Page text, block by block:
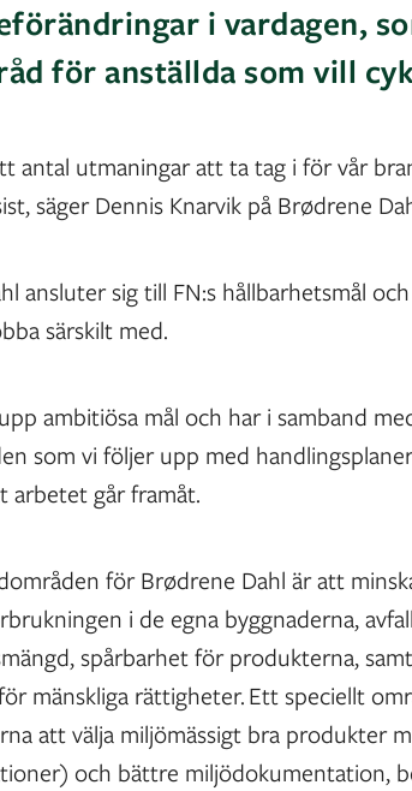
i vardagen,
för anställda som vill
antal utmaningar att ta tag i för vår
säger Dennis Knarvik på Brødrene
ansluter sig till FN:s hållbarhetsmål
särskilt med.
ambitiösa mål och har i samband
som vi följer upp med
arbetet går framåt.
för Brødrene Dahl är att
i de egna byggnaderna,
spårbarhet för produkterna,
mänskliga rättigheter. Ett speciellt
att välja miljömässigt bra produkter
och bättre miljödokumentation,